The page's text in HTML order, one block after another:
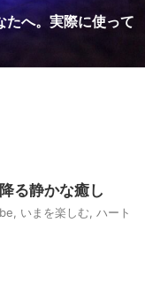
しい道を見つける方
たへ。実際に使って
ました〜
器）のせいなの？
調整器について
る静かな癒し
いまを楽しむ ハート